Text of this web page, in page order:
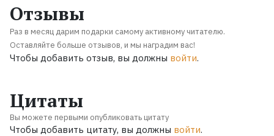
Отзывы
Раз в месяц дарим подарки самому активному читателю.
Оставляйте больше отзывов, и мы наградим вас!
Чтобы добавить отзыв, вы должны войти.
Цитаты
Вы можете первыми опубликовать цитату
Чтобы добавить цитату, вы должны войти.